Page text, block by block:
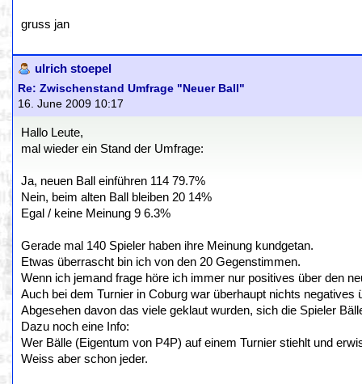
gruss jan
ulrich stoepel
Re: Zwischenstand Umfrage "Neuer Ball"
16. June 2009 10:17
Hallo Leute,
mal wieder ein Stand der Umfrage:
Ja, neuen Ball einführen 114 79.7%
Nein, beim alten Ball bleiben 20 14%
Egal / keine Meinung 9 6.3%
Gerade mal 140 Spieler haben ihre Meinung kundgetan.
Etwas überrascht bin ich von den 20 Gegenstimmen.
Wenn ich jemand frage höre ich immer nur positives über den
Auch bei dem Turnier in Coburg war überhaupt nichts negatives
Abgesehen davon das viele geklaut wurden, sich die Spieler
Dazu noch eine Info:
Wer Bälle (Eigentum von P4P) auf einem Turnier stiehlt und
Weiss aber schon jeder.